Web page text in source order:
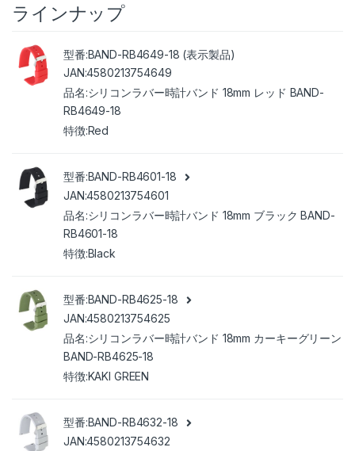
ラインナップ
BAND-RB4649-18 (表示製品)
4580213754649
シリコンラバー時計バンド 18mm レッド BAND-
RB4649-18
Red
BAND-RB4601-18
4580213754601
シリコンラバー時計バンド 18mm ブラック BAND-
RB4601-18
Black
BAND-RB4625-18
4580213754625
シリコンラバー時計バンド 18mm カーキーグリーン
BAND-RB4625-18
KAKI GREEN
BAND-RB4632-18
4580213754632